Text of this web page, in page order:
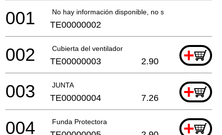
No hay información disponible, no se puede pedir
001 TE00000002
Cubierta del ventilador +
002 TE00000003 2.90
JUNTA +
003 TE00000004 7.26
Funda Protectora +
004